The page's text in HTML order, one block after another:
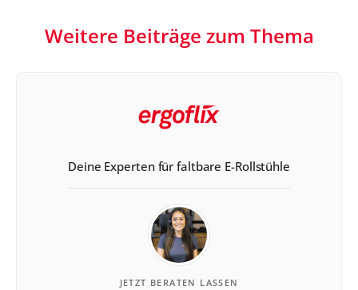
Weitere Beiträge zum Thema
Deine Experten für faltbare E-Rollstühle
JETZT BERATEN LASSEN